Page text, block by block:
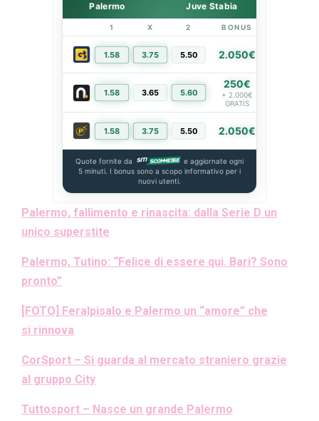
Palermo Juve Stabia
1 X 2 BONUS
1.58 3.75 5.50 2.050€
1.58 3.65 5.60
250€
+ 2.000€
GRATIS
1.58 3.75 5.50 2.050€
Quote fornite da
e aggiornate ogni
5 minuti. I bonus sono a scopo informativo per i
nuovi utenti.
Palermo, fallimento e rinascita: dalla Serie D un
unico superstite
Palermo, Tutino: “Felice di essere qui. Bari? Sono
pronto”
[FOTO] Feralpisalo e Palermo un “amore” che
si rinnova
CorSport – Si guarda al mercato straniero grazie
al gruppo City
Tuttosport – Nasce un grande Palermo